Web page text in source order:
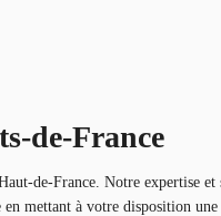
de-France
de-France. Notre
mettant à votre disposition